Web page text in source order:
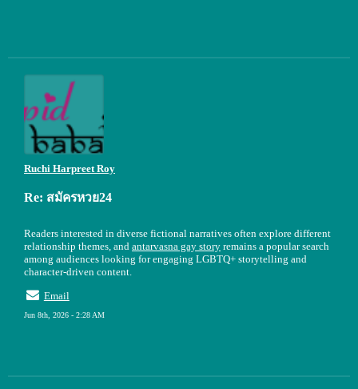
Ruchi Harpreet Roy
Re: สมัครหวย24
Readers interested in diverse fictional narratives often explore different
relationship themes, and antarvasna gay story remains a popular search
among audiences looking for engaging LGBTQ+ storytelling and
character-driven content.
Email
Jun 8th, 2026 - 2:28 AM